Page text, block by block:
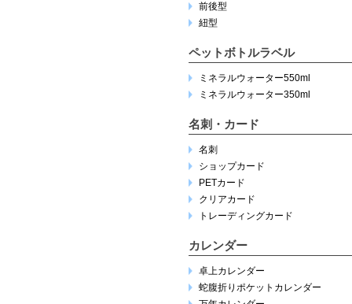
前後型
紐型
ペットボトルラベル
ミネラルウォーター550ml
ミネラルウォーター350ml
名刺・カード
名刺
ショップカード
PETカード
クリアカード
トレーディングカード
カレンダー
卓上カレンダー
蛇腹折りポケットカレンダー